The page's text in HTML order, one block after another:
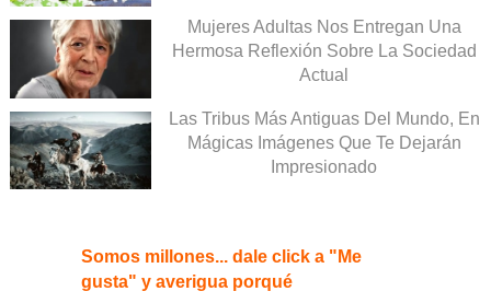
Mujeres Adultas Nos Entregan Una
Hermosa Reflexión Sobre La Sociedad
Actual
Las Tribus Más Antiguas Del Mundo, En
Mágicas Imágenes Que Te Dejarán
Impresionado
Somos millones... dale click a "Me
gusta" y averigua porqué